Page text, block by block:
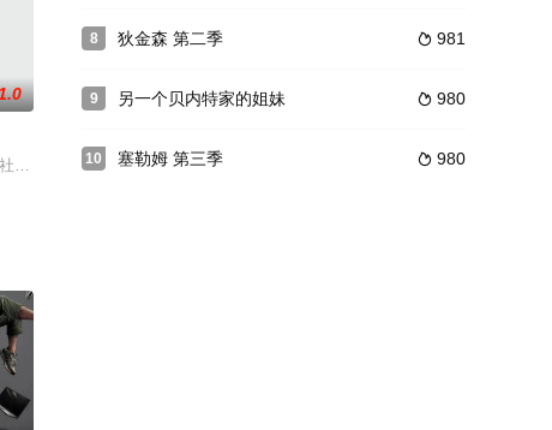
漂亮的房子里。雷蒙德在工
杰夫里，一起住在纽约长岛一栋宽敞漂亮的房子里。雷蒙德在工
艾利以及一对两岁的双胞胎，迈克和杰夫里，一起住在纽约长岛一栋宽敞漂
的记者。他与妻子戴博拉、四岁的女儿艾利以及一对两岁的双胞胎，迈克和
8  981
狄金森 第二季
9  980
另一个贝内特家的姐妹
10  980
塞勒姆 第三季